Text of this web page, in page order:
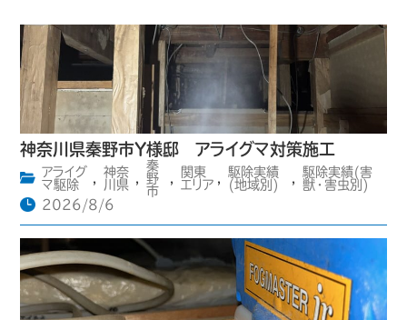
神奈川県秦野市Y様邸 アライグマ対策施工
アライグ
マ駆除
神奈
川県
秦
野
市
関東
エリア
駆除実績
(地域別)
駆除実績(害
獣・害虫別)
2026/8/6